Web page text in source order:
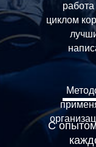
циклом
С